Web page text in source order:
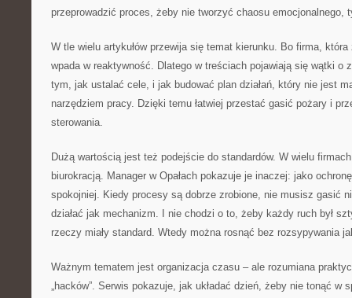
przeprowadzić proces, żeby nie tworzyć chaosu emocjonalnego,
W tle wielu artykułów przewija się temat kierunku. Bo firma,
wpada w reaktywność. Dlatego w treściach pojawiają się wątki o
tym, jak ustalać cele, i jak budować plan działań, który nie jest
narzędziem pracy. Dzięki temu łatwiej przestać gasić pożary i
sterowania.
Dużą wartością jest też podejście do standardów. W wielu
biurokracją. Manager w Opałach pokazuje je inaczej: jako
spokojniej. Kiedy procesy są dobrze zrobione, nie musisz gasić
działać jak mechanizm. I nie chodzi o to, żeby każdy ruch był
rzeczy miały standard. Wtedy można rosnąć bez rozsypywania
Ważnym tematem jest organizacja czasu – ale rozumiana
„hacków”. Serwis pokazuje, jak układać dzień, żeby nie tonąć w